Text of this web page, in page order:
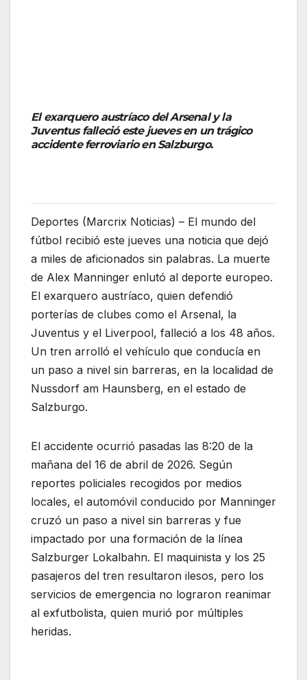
El exarquero austríaco del Arsenal y la
Juventus falleció este jueves en un trágico
accidente ferroviario en Salzburgo.
Deportes (Marcrix Noticias) – El mundo del
fútbol recibió este jueves una noticia que dejó
a miles de aficionados sin palabras. La muerte
de Alex Manninger enlutó al deporte europeo.
El exarquero austríaco, quien defendió
porterías de clubes como el Arsenal, la
Juventus y el Liverpool, falleció a los 48 años.
Un tren arrolló el vehículo que conducía en
un paso a nivel sin barreras, en la localidad de
Nussdorf am Haunsberg, en el estado de
Salzburgo.
El accidente ocurrió pasadas las 8:20 de la
mañana del 16 de abril de 2026. Según
reportes policiales recogidos por medios
locales, el automóvil conducido por Manninger
cruzó un paso a nivel sin barreras y fue
impactado por una formación de la línea
Salzburger Lokalbahn. El maquinista y los 25
pasajeros del tren resultaron ilesos, pero los
servicios de emergencia no lograron reanimar
al exfutbolista, quien murió por múltiples
heridas.